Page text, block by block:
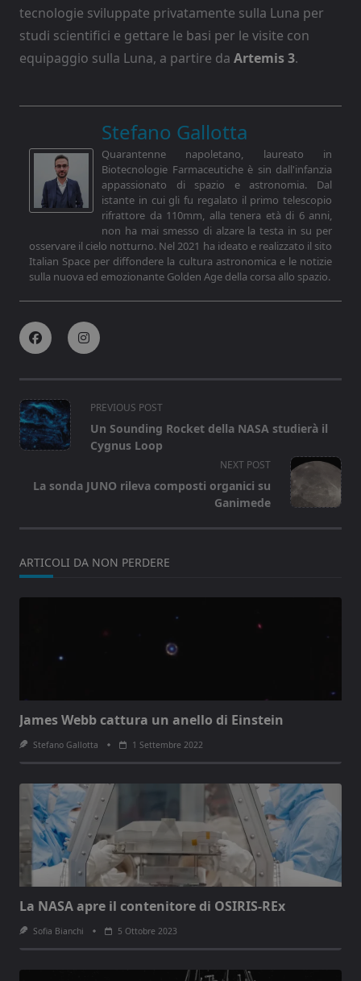
tecnologie sviluppate privatamente sulla Luna per
studi scientifici e gettare le basi per le visite con
equipaggio sulla Luna, a partire da Artemis 3.
Stefano Gallotta
Quarantenne napoletano, laureato in
Biotecnologie Farmaceutiche è sin dall'infanzia
appassionato di spazio e astronomia. Dal
istante in cui gli fu regalato il primo telescopio
rifrattore da 110mm, alla tenera età di 6 anni,
non ha mai smesso di alzare la testa in su per
osservare il cielo notturno. Nel 2021 ha ideato e realizzato il sito
Italian Space per diffondere la cultura astronomica e le notizie
sulla nuova ed emozionante Golden Age della corsa allo spazio.
<span
class="nav-
subtitle
reader-
PREVIOUS POST
Un Sounding Rocket della NASA studierà il
Cygnus Loop
NEXT POST
La sonda JUNO rileva composti organici su
Ganimede
ARTICOLI DA NON PERDERE
James Webb cattura un anello di Einstein
Stefano Gallotta 1 Settembre 2022
La NASA apre il contenitore di OSIRIS-REx
Sofia Bianchi 5 Ottobre 2023